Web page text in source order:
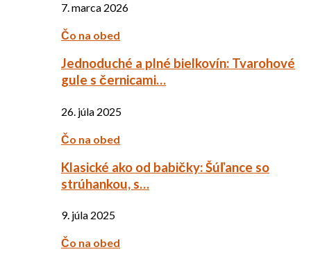
7. marca 2026
Čo na obed
Jednoduché a plné bielkovín: Tvarohové
gule s černicami…
26. júla 2025
Čo na obed
Klasické ako od babičky: Šúľance so
strúhankou, s…
9. júla 2025
Čo na obed